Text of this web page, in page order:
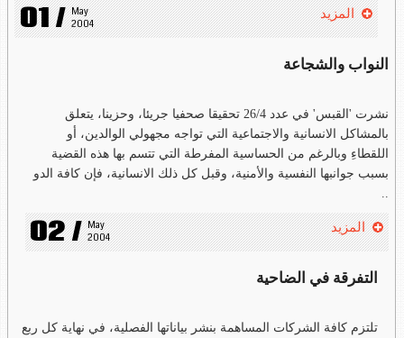
01 / May
2004
المزيد
النواب والشجاعة
نشرت 'القبس' في عدد 26/4 تحقيقا صحفيا جريئا، وحزينا، يتعلق
بالمشاكل الانسانية والاجتماعية التي تواجه مجهولي الوالدين، أو
اللقطاءِ وبالرغم من الحساسية المفرطة التي تتسم بها هذه القضية
بسبب جوانبها النفسية والأمنية، وقبل كل ذلك الانسانية، فإن كافة الدو
..
02 / May
2004
المزيد
التفرقة في الضاحية
تلتزم كافة الشركات المساهمة بنشر بياناتها الفصلية، في نهاية كل ربع